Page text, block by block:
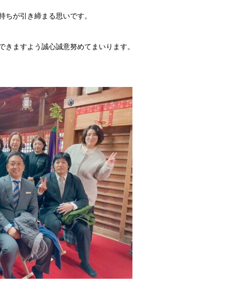
ちが引き締まる思いです。
ますよう誠心誠意努めてまいります。